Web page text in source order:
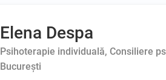
Elena Despa
Psihoterapie individuală, Consiliere
București